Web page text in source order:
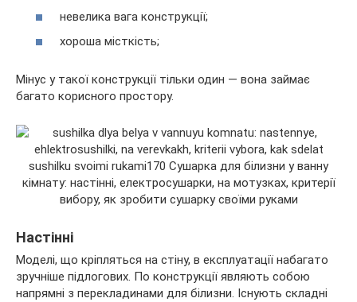
невелика вага конструкції;
хороша місткість;
Мінус у такої конструкції тільки один — вона займає
багато корисного простору.
Настінні
Моделі, що кріпляться на стіну, в експлуатації набагато
зручніше підлогових. По конструкції являють собою
напрямні з перекладинами для білизни. Існують складні